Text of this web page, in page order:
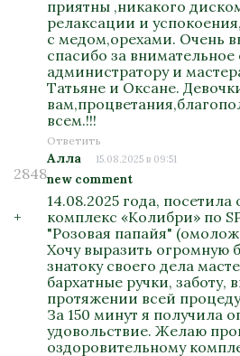
приятны ,никакого
релаксации и
с медом,орехами. Очень
спасибо за
администратору и
Татьяне и Оксане.
всем.!!!
Ответить
2848
+
Алла 15.08.2025 в 09:51
new comment
14.08.2025 года,
комплекс «Колибри» по
"Розовая папайя"
Хочу выразить огромную
знатоку своего дела
бархатные ручки, заботу,
протяжении всей
За 150 минут я получила
удовольствие. Желаю
оздоровительному